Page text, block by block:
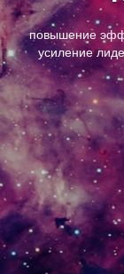
повышение
усиление